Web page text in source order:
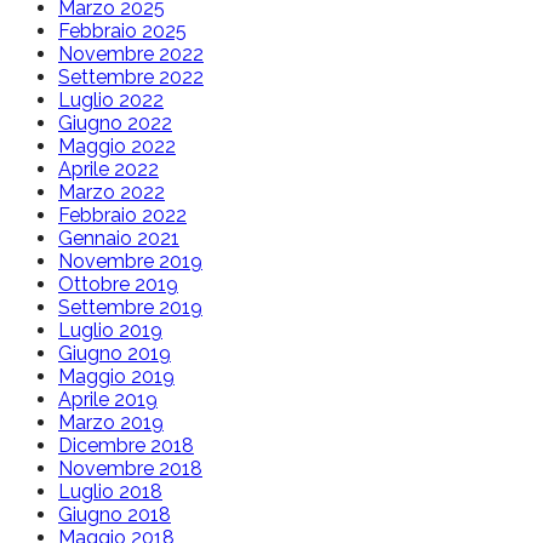
Marzo 2025
Febbraio 2025
Novembre 2022
Settembre 2022
Luglio 2022
Giugno 2022
Maggio 2022
Aprile 2022
Marzo 2022
Febbraio 2022
Gennaio 2021
Novembre 2019
Ottobre 2019
Settembre 2019
Luglio 2019
Giugno 2019
Maggio 2019
Aprile 2019
Marzo 2019
Dicembre 2018
Novembre 2018
Luglio 2018
Giugno 2018
Maggio 2018